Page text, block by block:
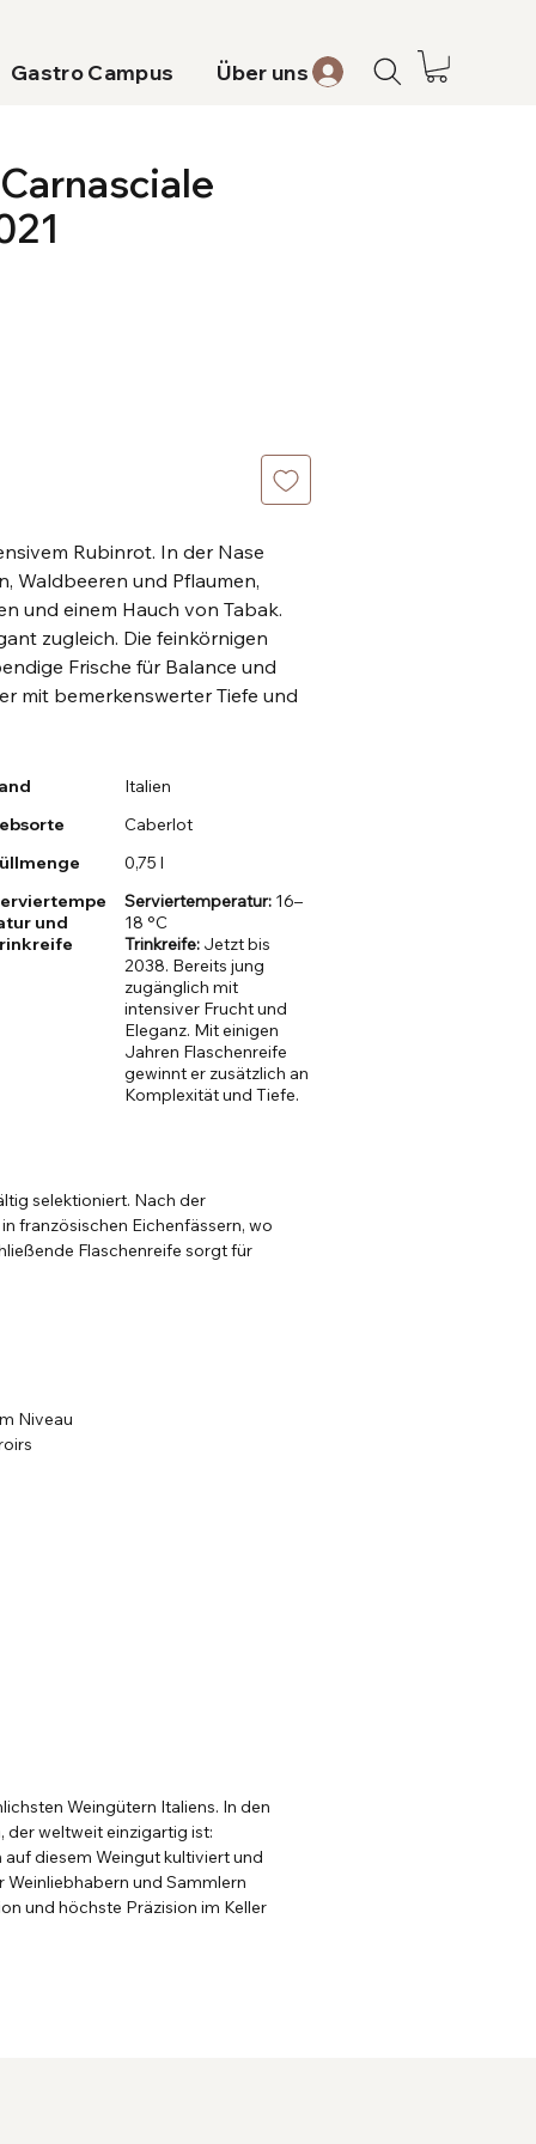
Gastro Campus Über uns
Rubinrot. In der Nase
Waldbeeren und Pflaumen,
und einem Hauch von Tabak.
zugleich. Die feinkörnigen
Frische für Balance und
mit bemerkenswerter Tiefe und
Italien
Caberlot
0,75 l
und
Serviertemperatur: 16–
18 °C
Trinkreife: Jetzt bis
2038. Bereits jung
zugänglich mit
intensiver Frucht und
Eleganz. Mit einigen
Jahren Flaschenreife
gewinnt er zusätzlich an
Komplexität und Tiefe.
selektioniert. Nach der
französischen Eichenfässern, wo
Flaschenreife sorgt für
Niveau
Weingütern Italiens. In den
der weltweit einzigartig ist:
diesem Weingut kultiviert und
und Sammlern
und höchste Präzision im Keller